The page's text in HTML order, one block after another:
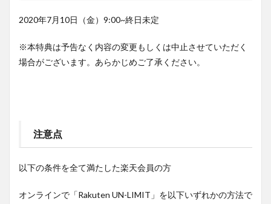
2020年7月10日（金）9:00~終日未定
※本特典は予告なく内容の変更もしくは中止させていただく
場合がございます。あらかじめご了承ください。
注意点
以下の条件を全て満たした楽天会員の方
オンラインで「Rakuten UN-LIMIT」を以下いずれかの方法で